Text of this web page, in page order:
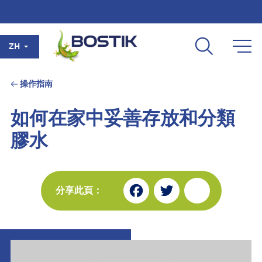
ZH
操作指南
如何在家中妥善存放和分類
膠水
分享此頁：
Fa
bo
Tw
er
Sh
e